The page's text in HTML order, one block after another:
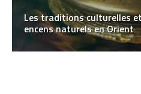
Les traditions culturelles
encens naturels en Orient